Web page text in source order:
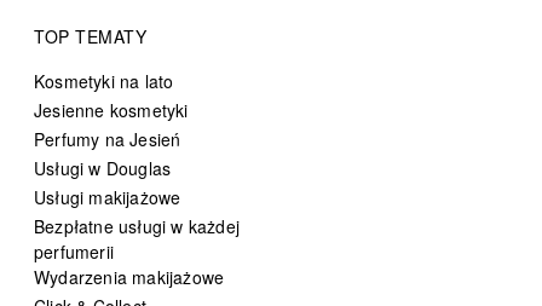
TOP TEMATY
Kosmetyki na lato
Jesienne kosmetyki
Perfumy na Jesień
Usługi w Douglas
Usługi makijażowe
Bezpłatne usługi w każdej
perfumerii
Wydarzenia makijażowe